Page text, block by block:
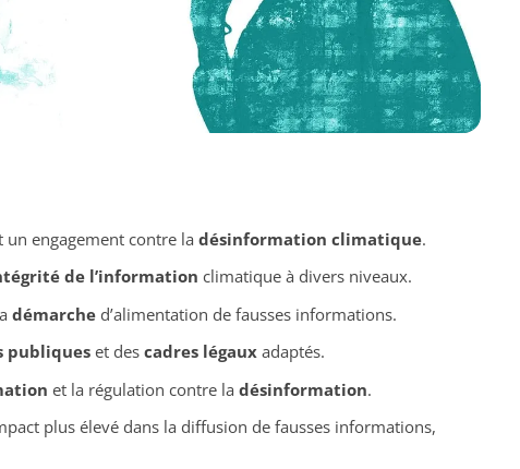
un engagement contre la désinformation climatique.
de l’information climatique à divers niveaux.
démarched’alimentation de fausses informations.
publiqueset des cadres légauxadaptés.
et la régulation contre la désinformation.
plus élevé dans la diffusion de fausses informations,